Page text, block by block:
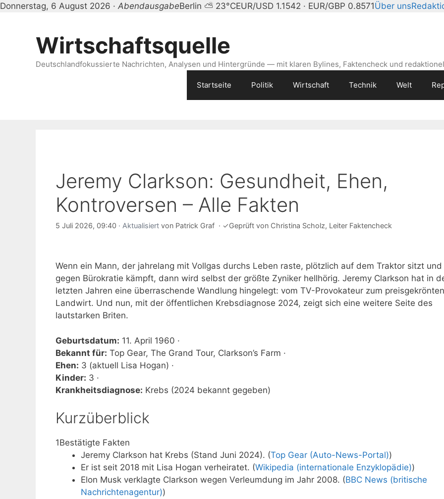
Donnerstag, 6 August 2026 · AbendausgabeBerlin ⛅ 23°CEUR/USD 1.1542 · EUR/GBP 0.8571Über uns
Wirtschaftsquelle
Deutschlandfokussierte Nachrichten, Analysen und Hintergründe — mit klaren Bylines, Faktencheck und
Startseite Politik Wirtschaft Technik Welt
Jeremy Clarkson: Gesundheit, Ehen,
Kontroversen – Alle Fakten
5 Juli 2026, 09:40 · Aktualisiert von Patrick Graf · ✓Geprüft von Christina Scholz, Leiter Faktencheck
Wenn ein Mann, der jahrelang mit Vollgas durchs Leben raste, plötzlich auf dem Traktor sitzt und
gegen Bürokratie kämpft, dann wird selbst der größte Zyniker hellhörig. Jeremy Clarkson hat in
letzten Jahren eine überraschende Wandlung hingelegt: vom TV-Provokateur zum preisgekrönten
Landwirt. Und nun, mit der öffentlichen Krebsdiagnose 2024, zeigt sich eine weitere Seite des
lautstarken Briten.
Geburtsdatum: 11. April 1960 ·
Bekannt für: Top Gear, The Grand Tour, Clarkson’s Farm ·
Ehen: 3 (aktuell Lisa Hogan) ·
Kinder: 3 ·
Krankheitsdiagnose: Krebs (2024 bekannt gegeben)
Kurzüberblick
1Bestätigte Fakten
Jeremy Clarkson hat Krebs (Stand Juni 2024). (Top Gear (Auto-News-Portal))
Er ist seit 2018 mit Lisa Hogan verheiratet. (Wikipedia (internationale Enzyklopädie))
Elon Musk verklagte Clarkson wegen Verleumdung im Jahr 2008. (BBC News (britische
Nachrichtenagentur))